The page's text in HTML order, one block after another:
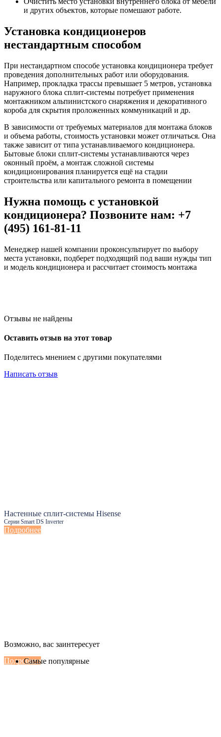
и других объектов, которые помешают работе.
Установка кондиционеров
нестандартным способом
При нестандартном способе установка кондиционера требует
проведения дополнительных работ или оборудования.
Например, прокладка трассы превышает 5 метров, установка
наружного блока сплит-системы потребует применения
монтажником альпинистского снаряжения и декоративного
короба для скрытия проложенных коммуникаций и др.
В зависимости от требуемых материалов для монтажа блоков
и объема работы, стоимость установки может отличаться. Она
также зависит от типа устанавливаемого кондиционера.
Бытовые блоки сплит-системы устанавливаются через
оконный проём, а монтаж сложной системы
кондиционирования планируется ещё на стадии
строительства или капитального ремонта в помещении
Нужна помощь с установкой
кондиционера? Позвоните нам: +7
(495) 161-81-11
Менеджер нашей компании проконсультирует по выбору
места установки, подберет подходящий под ваши нужды тип
и модель кондиционера и рассчитает стоимость монтажа
Отзывы не найдены
Оставить отзыв на этот товар
Поделитесь мнением с другими покупателями
Написать отзыв
Настенные сплит-системы Hisense
Серии Smart DS Inverter
Подробнее
Настенные сплит-системы Haier
Подробнее
Возможно, вас заинтересует
Самые популярные